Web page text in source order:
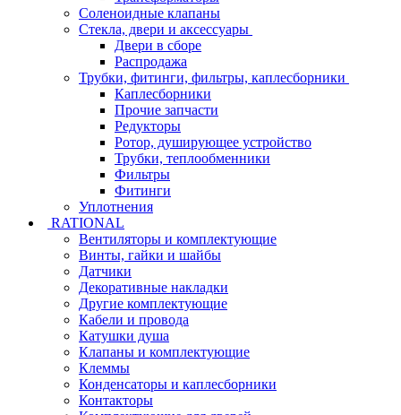
Соленоидные клапаны
Стекла, двери и аксессуары
Двери в сборе
Распродажа
Трубки, фитинги, фильтры, каплесборники
Каплесборники
Прочие запчасти
Редукторы
Ротор, душирующее устройство
Трубки, теплообменники
Фильтры
Фитинги
Уплотнения
RATIONAL
Вентиляторы и комплектующие
Винты, гайки и шайбы
Датчики
Декоративные накладки
Другие комплектующие
Кабели и провода
Катушки душа
Клапаны и комплектующие
Клеммы
Конденсаторы и каплесборники
Контакторы